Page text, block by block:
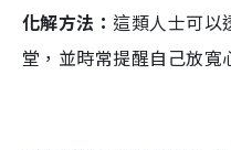
化解方法： 這類人士可以
堂，並時常提醒自己放寬